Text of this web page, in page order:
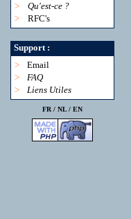
>
Qu'est-ce ?
>
RFC's
Support :
>
Email
>
FAQ
>
Liens Utiles
FR / NL/ EN